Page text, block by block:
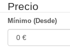
Precio
Mínimo (Desde)